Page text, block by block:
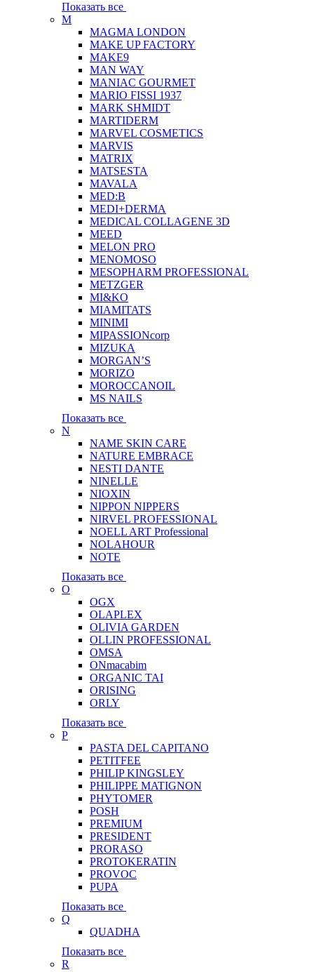
Показать все
M
MAGMA LONDON
MAKE UP FACTORY
MAKE9
MAN WAY
MANIAC GOURMET
MARIO FISSI 1937
MARK SHMIDT
MARTIDERM
MARVEL COSMETICS
MARVIS
MATRIX
MATSESTA
MAVALA
MED:B
MEDI+DERMA
MEDICAL COLLAGENE 3D
MEED
MELON PRO
MENOMOSO
MESOPHARM PROFESSIONAL
METZGER
MI&KO
MIAMITATS
MINIMI
MIPASSIONcorp
MIZUKA
MORGAN’S
MORIZO
MOROCCANOIL
MS NAILS
Показать все
N
NAME SKIN CARE
NATURE EMBRACE
NESTI DANTE
NINELLE
NIOXIN
NIPPON NIPPERS
NIRVEL PROFESSIONAL
NOELL ART Professional
NOLAHOUR
NOTE
Показать все
O
OGX
OLAPLEX
OLIVIA GARDEN
OLLIN PROFESSIONAL
OMSA
ONmacabim
ORGANIC TAI
ORISING
ORLY
Показать все
P
PASTA DEL CAPITANO
PETITFEE
PHILIP KINGSLEY
PHILIPPE MATIGNON
PHYTOMER
POSH
PREMIUM
PRESIDENT
PRORASO
PROTOKERATIN
PROVOC
PUPA
Показать все
Q
QUADHA
Показать все
R